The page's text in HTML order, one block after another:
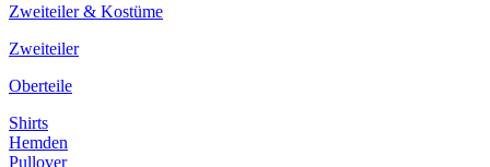
Zweiteiler & Kostüme
Zweiteiler
Oberteile
Shirts
Hemden
Pullover